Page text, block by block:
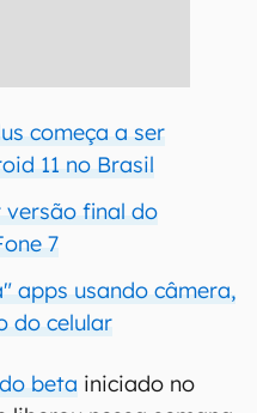
começa a ser
11 no Brasil
versão final do
7
apps usando câmera,
do celular
beta iniciado no